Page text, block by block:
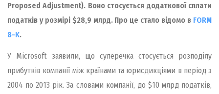
Proposed Adjustment). Воно стосується додаткової сплати
податків у розмірі $28,9 млрд. Про це стало відомо в FORM
8-K.
У Microsoft заявили, що суперечка стосується розподілу
прибутків компанії між країнами та юрисдикціями в період з
2004 по 2013 рік. За словами компанії, до $10 млрд податків,